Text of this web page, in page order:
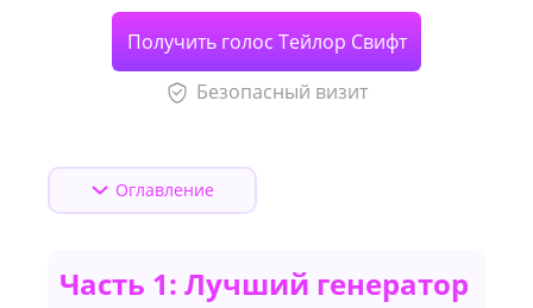
Получить голос Тейлор Свифт
Безопасный визит
Оглавление
Часть 1: Лучший генератор